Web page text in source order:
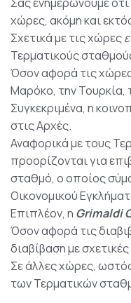
χώρες, ακόμη και
Σχετικά με τις χώρες
Τερματικούς
Όσον αφορά τις
Μαρόκο, την Τουρκία,
Συγκεκριμένα, η
στις Αρχές.
Αναφορικά με τους
προορίζονται για
σταθμό, ο οποίος
Οικονομικού
Επιπλέον, η Grimaldi
Όσον αφορά τις
διαβίβαση με
Σε άλλες χώρες,
των Τερματικών